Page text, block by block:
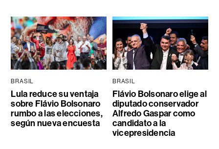
BRASIL
Lula reduce su ventaja
sobre Flávio Bolsonaro
rumbo a las elecciones,
según nueva encuesta
BRASIL
Flávio Bolsonaro elige al
diputado conservador
Alfredo Gaspar como
candidato a la
vicepresidencia